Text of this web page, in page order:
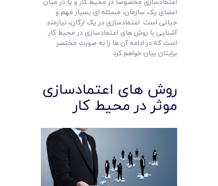
اعضای یک سازمان، مسئله ای بسیار مهم و
حیاتی است. اعتمادسازی در یک ارگان، نیازمند
آشنایی با روش های اعتمادسازی در محیط کار
است که در ادامه آن ها را به صورت مختصر
برایتان بیان خواهم کرد.
روش های اعتمادسازی
موثر در محیط کار